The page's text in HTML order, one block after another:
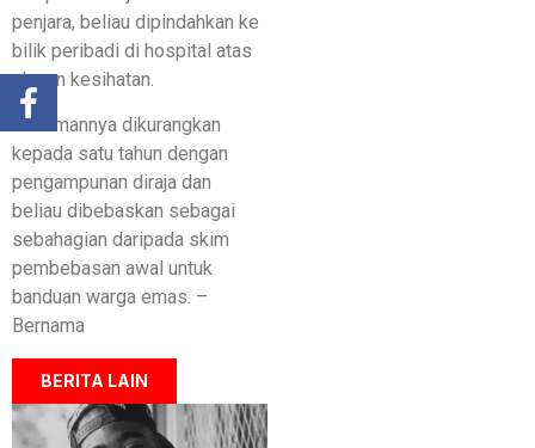
penjara, beliau dipindahkan ke
bilik peribadi di hospital atas
alasan kesihatan.
Hukumannya dikurangkan
kepada satu tahun dengan
pengampunan diraja dan
beliau dibebaskan sebagai
sebahagian daripada skim
pembebasan awal untuk
banduan warga emas. –
Bernama
BERITA LAIN